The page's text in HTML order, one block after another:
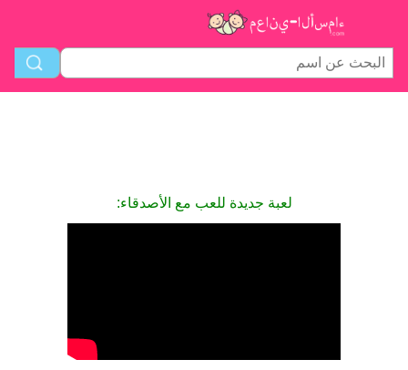
لعبة جديدة للعب مع الأصدقاء: